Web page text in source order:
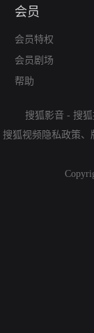
会员
会员特权
会员剧场
帮助
搜狐影音 - 搜
搜狐视频隐私政策、